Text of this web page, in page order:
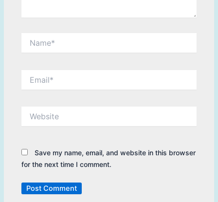
Save my name, email, and website in this browser
for the next time I comment.